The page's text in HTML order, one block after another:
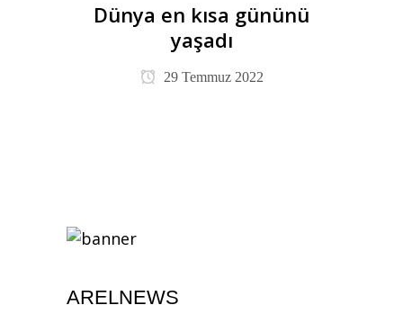
Dünya en kısa gününü
yaşadı
29 Temmuz 2022
ARELNEWS